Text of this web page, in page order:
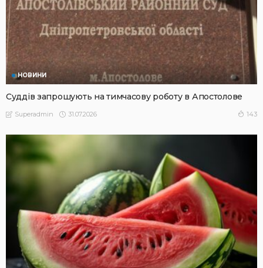
НОВИНИ
Суддів запрошують на тимчасову роботу в Апостолове
Superadmin 31.07.2026 143